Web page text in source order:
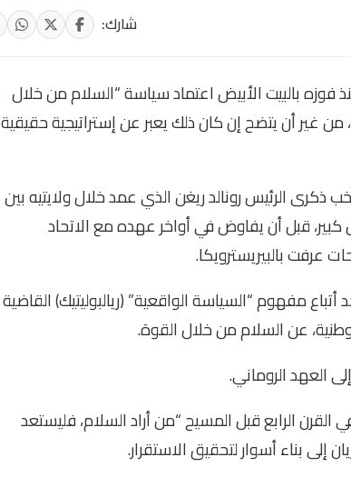
شارك:
فوزه بالبيت الأبيض اعتماد سياسة “السلام من خلال
غير أن يتضح إن كان ذلك يعبر عن إستراتيجية حقيقية
الرئيس رونالد ريغن الذي عمد خلال ولايتيه بين
بشكل كبير، قبل أن يفاوض في أواخر عهده مع الاتحاد
عرفت بالبيريسترويكا.
مفهوم “السياسة الواقعية” (ريالبوليتيك) القاضية
عن السلام من خلال القوة.
العهد الروماني.
الرابع قبل المسيح “من أراد السلام، فليستعد
إلى بناء أسوار لتحقيق الاستقرار.